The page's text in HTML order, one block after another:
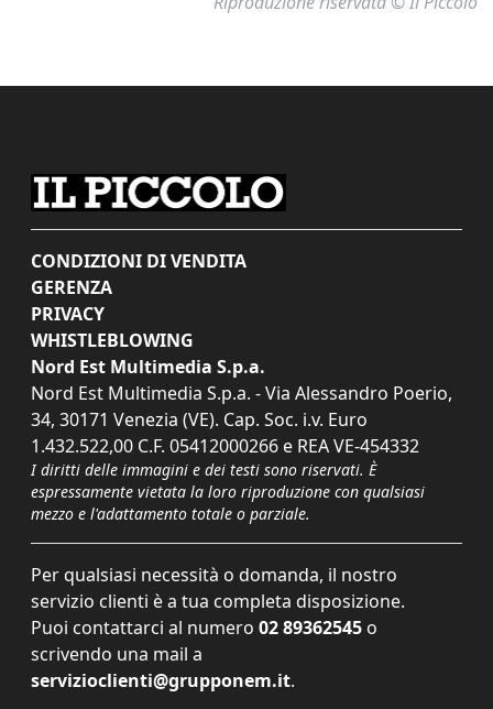
CONDIZIONI DI VENDITA
GERENZA
PRIVACY
WHISTLEBLOWING
Nord Est Multimedia S.p.a.
Nord Est Multimedia S.p.a. - Via Alessandro Poerio,
34, 30171 Venezia (VE). Cap. Soc. i.v. Euro
1.432.522,00 C.F. 05412000266 e REA VE-454332
I diritti delle immagini e dei testi sono riservati. È
espressamente vietata la loro riproduzione con qualsiasi
mezzo e l'adattamento totale o parziale.
Per qualsiasi necessità o domanda, il nostro
servizio clienti è a tua completa disposizione.
Puoi contattarci al numero 02 89362545 o
scrivendo una mail a
servizioclienti@grupponem.it.